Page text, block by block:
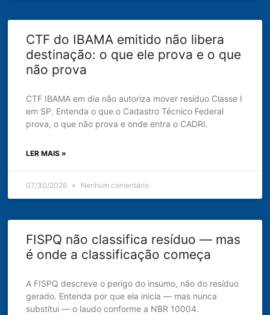
CTF do IBAMA emitido não libera
destinação: o que ele prova e o que
não prova
CTF IBAMA em dia não autoriza mover resíduo Classe I
em SP. Entenda o que o Cadastro Técnico Federal
prova, o que não prova e onde entra o CADRI.
LER MAIS »
07/30/2026 Nenhum comentário
FISPQ não classifica resíduo — mas
é onde a classificação começa
A FISPQ descreve o perigo do insumo, não do resíduo
gerado. Entenda por que ela inicia — mas nunca
substitui — o laudo conforme a NBR 10004.